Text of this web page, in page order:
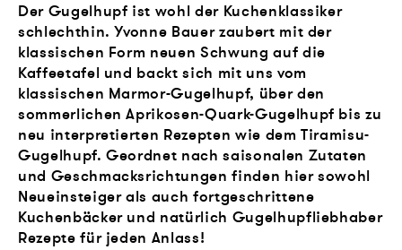
Der Gugelhupf ist wohl der Kuchenklassiker
schlechthin. Yvonne Bauer zaubert mit der
klassischen Form neuen Schwung auf die
Kaffeetafel und backt sich mit uns vom
klassischen Marmor-Gugelhupf, über den
sommerlichen Aprikosen-Quark-Gugelhupf bis zu
neu interpretierten Rezepten wie dem Tiramisu-
Gugelhupf. Geordnet nach saisonalen Zutaten
und Geschmacksrichtungen finden hier sowohl
Neueinsteiger als auch fortgeschrittene
Kuchenbäcker und natürlich Gugelhupfliebhaber
Rezepte für jeden Anlass!